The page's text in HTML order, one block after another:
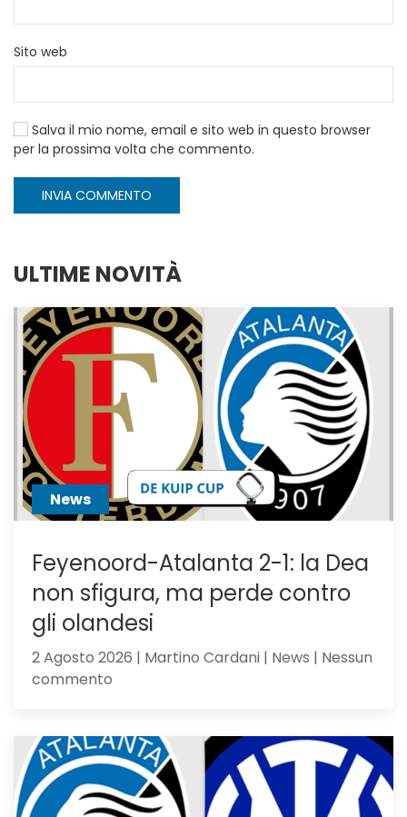
Sito web
Salva il mio nome, email e sito web in questo browser
per la prossima volta che commento.
INVIA COMMENTO
ULTIME NOVITÀ
News
Feyenoord-Atalanta 2-1: la Dea
non sfigura, ma perde contro
gli olandesi
2 Agosto 2026 | Martino Cardani | News | Nessun
commento
2-
1:
la
Dea